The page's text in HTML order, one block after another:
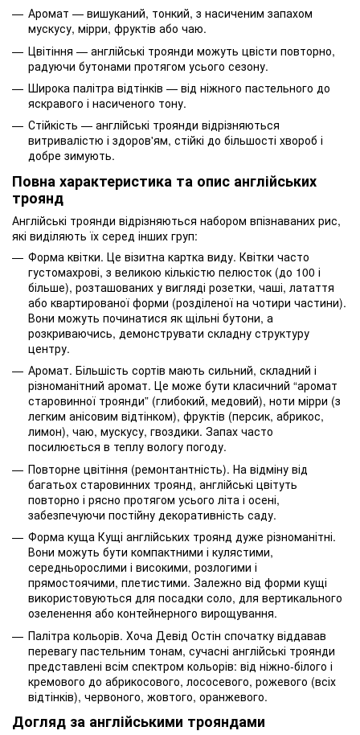
Аромат — вишуканий, тонкий, з насиченим запахом
мускусу, мірри, фруктів або чаю.
Цвітіння — англійські троянди можуть цвісти повторно,
радуючи бутонами протягом усього сезону.
Широка палітра відтінків — від ніжного пастельного до
яскравого і насиченого тону.
Стійкість — англійські троянди відрізняються
витривалістю і здоров'ям, стійкі до більшості хвороб і
добре зимують.
Повна характеристика та опис англійських
троянд
Англійські троянди відрізняються набором впізнаваних рис,
які виділяють їх серед інших груп:
Форма квітки. Це візитна картка виду. Квітки часто
густомахрові, з великою кількістю пелюсток (до 100 і
більше), розташованих у вигляді розетки, чаші, латаття
або квартированої форми (розділеної на чотири частини).
Вони можуть починатися як щільні бутони, а
розкриваючись, демонструвати складну структуру
центру.
Аромат. Більшість сортів мають сильний, складний і
різноманітний аромат. Це може бути класичний “аромат
старовинної троянди” (глибокий, медовий), ноти мірри (з
легким анісовим відтінком), фруктів (персик, абрикос,
лимон), чаю, мускусу, гвоздики. Запах часто
посилюється в теплу вологу погоду.
Повторне цвітіння (ремонтантність). На відміну від
багатьох старовинних троянд, англійські цвітуть
повторно і рясно протягом усього літа і осені,
забезпечуючи постійну декоративність саду.
Форма куща Кущі англійських троянд дуже різноманітні.
Вони можуть бути компактними і кулястими,
середньорослими і високими, розлогими і
прямостоячими, плетистими. Залежно від форми кущі
використовуються для посадки соло, для вертикального
озеленення або контейнерного вирощування.
Палітра кольорів. Хоча Девід Остін спочатку віддавав
перевагу пастельним тонам, сучасні англійські троянди
представлені всім спектром кольорів: від ніжно-білого і
кремового до абрикосового, лососевого, рожевого (всіх
відтінків), червоного, жовтого, оранжевого.
Догляд за англійськими трояндами